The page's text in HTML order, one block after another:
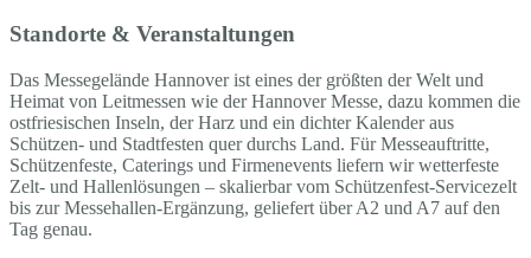
Standorte & Veranstaltungen
Das Messegelände Hannover ist eines der größten der Welt und
Heimat von Leitmessen wie der Hannover Messe, dazu kommen die
ostfriesischen Inseln, der Harz und ein dichter Kalender aus
Schützen- und Stadtfesten quer durchs Land. Für Messeauftritte,
Schützenfeste, Caterings und Firmenevents liefern wir wetterfeste
Zelt- und Hallenlösungen – skalierbar vom Schützenfest-Servicezelt
bis zur Messehallen-Ergänzung, geliefert über A2 und A7 auf den
Tag genau.